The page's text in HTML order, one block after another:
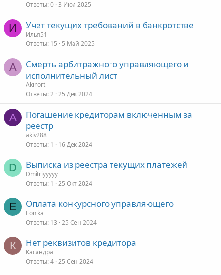
Ответы 0 3 Июл 2025
И Учет текущих требований в банкротстве
Илья51
Ответы 15 5 Май 2025
A
Смерть арбитражного управляющего и
исполнительный лист
Akinort
Ответы 2 25 Дек 2024
A
Погашение кредиторам включенным за
реестр
akiv288
Ответы 1 16 Дек 2024
D Выписка из реестра текущих платежей
Dmitriyyyyy
Ответы 1 25 Окт 2024
E Оплата конкурсного управляющего
Eonika
Ответы 13 25 Сен 2024
К Нет реквизитов кредитора
Касандра
Ответы 4 25 Сен 2024